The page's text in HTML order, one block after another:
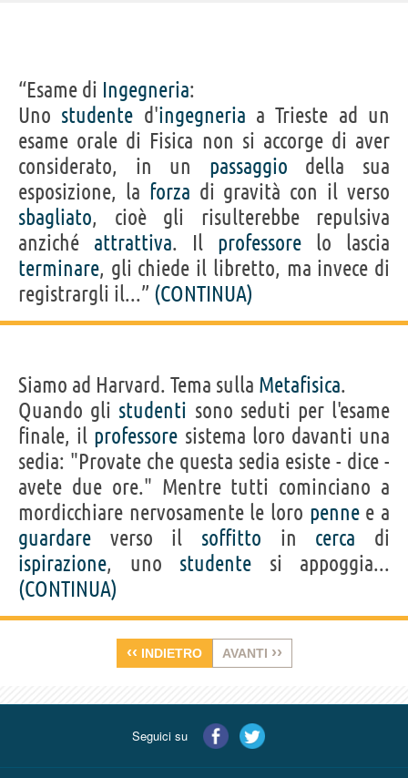
“Esame di Ingegneria:
Uno studente d'ingegneria a Trieste ad un
esame orale di Fisica non si accorge di aver
considerato, in un passaggio della sua
esposizione, la forza di gravità con il verso
sbagliato, cioè gli risulterebbe repulsiva
anziché attrattiva. Il professore lo lascia
terminare, gli chiede il libretto, ma invece di
registrargli il...” (CONTINUA)
Siamo ad Harvard. Tema sulla Metafisica.
Quando gli studenti sono seduti per l'esame
finale, il professore sistema loro davanti una
sedia: "Provate che questa sedia esiste - dice -
avete due ore." Mentre tutti cominciano a
mordicchiare nervosamente le loro pennee a
guardare verso il soffitto in cerca di
ispirazione, uno studente si appoggia...
(CONTINUA)
‹‹ INDIETRO AVANTI ››
Seguici su